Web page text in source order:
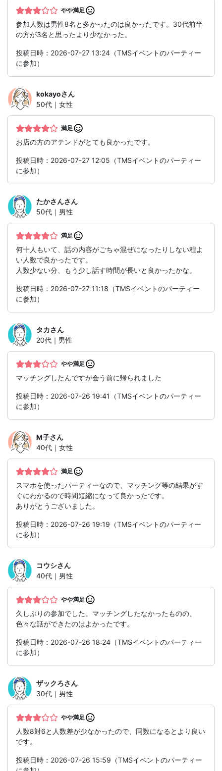
やや満足
参加人数は男性8名と多かったのは良かったです。30代前半
の方が3名と思ったより少なかった。
投稿日時：2026-07-27 13:24（TMSイベントのパーティー
に参加）
kokayoさん
50代｜女性
満足
お店の方のアテンドがとても良かったです。
投稿日時：2026-07-27 12:05（TMSイベントのパーティー
に参加）
たかさんさん
50代｜男性
満足
何十人もいて、話の内容がごちゃ混ぜになったりしない程よ
い人数で良かったです。
人数少ない分、もう少し話す時間が長いと良かったかな。
投稿日時：2026-07-27 11:18（TMSイベントのパーティー
に参加）
タカさん
20代｜男性
やや満足
マッチングしたんですが会う前に帰られました
投稿日時：2026-07-26 19:41（TMSイベントのパーティー
に参加）
M子さん
40代｜女性
満足
スマホを使ったパーティーなので、マッチング等の結果がす
ぐにわかるので時間短縮になって良かったです。
ありがとうございました。
投稿日時：2026-07-26 19:19（TMSイベントのパーティー
に参加）
コウシさん
40代｜男性
やや満足
久しぶりの参加でした。マッチングしたなかったものの、
色々な話ができたのはよかったです。
投稿日時：2026-07-26 18:24（TMSイベントのパーティー
に参加）
ザックろさん
30代｜男性
やや満足
人数8対6と人数差が少なかったので、同数になるとより良い
です。
投稿日時：2026-07-26 15:59（TMSイベントのパーティー